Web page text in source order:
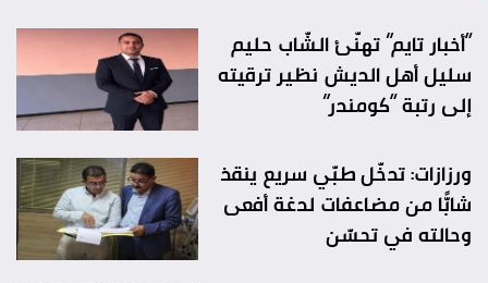
“أخبار تايم” تهنّئ الشّاب حليم
سليل أهل الديش نظير ترقيته
إلى رتبة “كومندر”
ورزازات: تدخّل طبّي سريع ينقذ
شابًّا من مضاعفات لدغة أفعى
وحالته في تحسّن